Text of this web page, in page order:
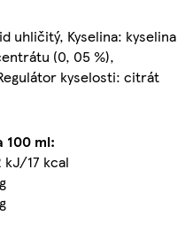
uhličitý, Kyselina: kyselina
(0, 05 %),
kyselosti: citrát
100 ml:
kJ/17 kcal